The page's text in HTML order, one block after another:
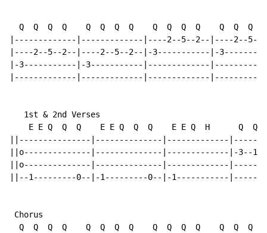
  Q  Q  Q  Q    Q  Q  Q  Q    Q  Q  Q  Q    Q  Q  Q  Q
|-------------|-------------|----2--5--2--|----2--5--
|----2--5--2--|----2--5--2--|-3-----------|-
|-3-----------|-3-----------|-------------
|-------------|-------------|-------------
   1st & 2nd Verses
E E Q  Q  Q    E E Q  Q  Q    E E Q  H      Q  Q
||---------------|--------------|-------------
||o--------------|--------------|-------------|-3--
||o--------------|--------------|-------------
||--1---------0--|-1---------0--|-1-----------
Chorus
  Q  Q  Q  Q    Q  Q  Q  Q    Q  Q  Q  Q    Q  Q  Q  Q